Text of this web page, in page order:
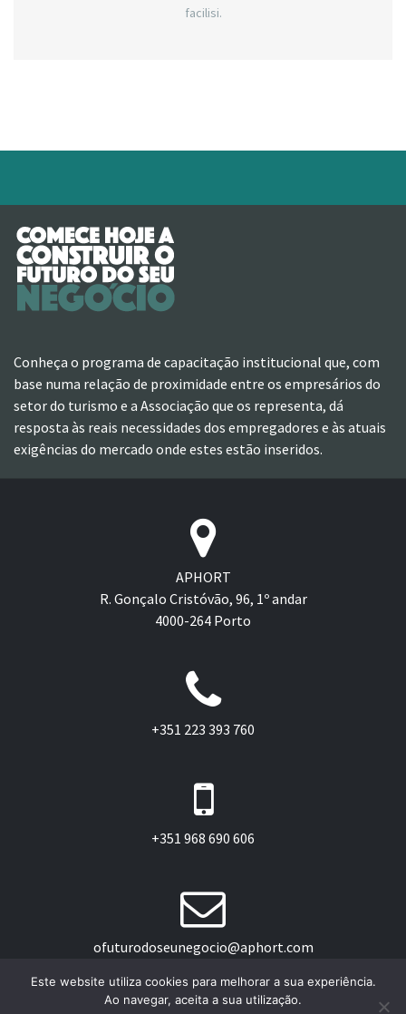
facilisi.
Conheça o programa de capacitação institucional que, com
base numa relação de proximidade entre os empresários do
setor do turismo e a Associação que os representa, dá
resposta às reais necessidades dos empregadores e às atuais
exigências do mercado onde estes estão inseridos.
APHORT
R. Gonçalo Cristóvão, 96, 1º andar
4000-264 Porto
+351 223 393 760
+351 968 690 606
ofuturodoseunegocio@aphort.com
Este website utiliza cookies para melhorar a sua experiência.
Ao navegar, aceita a sua utilização.